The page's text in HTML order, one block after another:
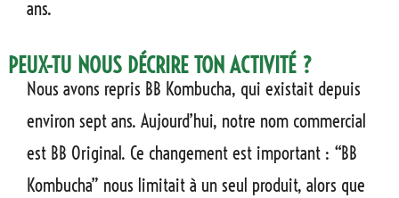
ans.
PEUX-TU NOUS DÉCRIRE TON ACTIVITÉ ?
Nous avons repris BB Kombucha, qui existait depuis
environ sept ans. Aujourd’hui, notre nom commercial
est BB Original. Ce changement est important : “BB
Kombucha” nous limitait à un seul produit, alors que